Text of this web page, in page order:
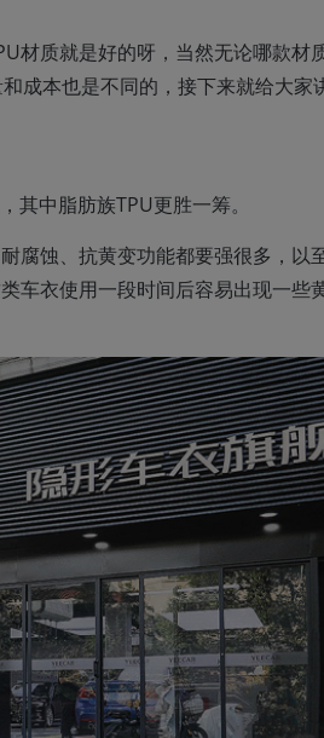
材质就是好的呀，当然无论哪款材
成本也是不同的，接下来就给大家
其中脂肪族TPU更胜一筹。
腐蚀、抗黄变功能都要强很多，以
车衣使用一段时间后容易出现一些